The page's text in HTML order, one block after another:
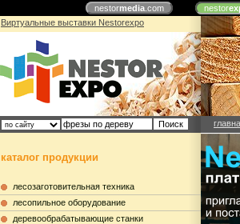
nestormedia.com nestor
Виртуальные выставки Nestorexpo
каталог продукции
лесозаготовительная техника
лесопильное оборудование
деревообрабатывающие станки